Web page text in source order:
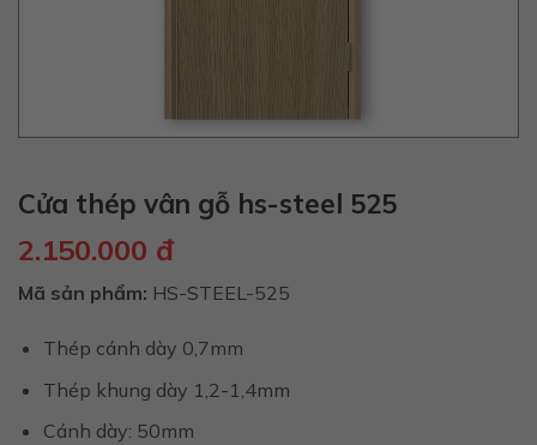
Cửa thép vân gỗ hs-steel 525
2.150.000 đ
Mã sản phẩm: HS-STEEL-525
Thép cánh dày 0,7mm
Thép khung dày 1,2-1,4mm
Cánh dày: 50mm